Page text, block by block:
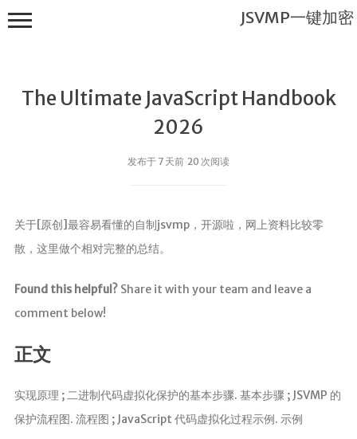
The Ultimate JavaScript Handbook
2026
发布于 7 天前 20 次阅读
关于[原创]最容易看懂的自制jsvmp，开源啦，网上资料比较零
散，这里做个相对完整的总结。
Found this helpful?Share it with your team and leave a
comment below!
正文
实现原理 ; 二进制代码虚拟化保护的基本步骤. 基本步骤 ; JSVMP 的
保护流程图. 流程图 ; JavaScript 代码虚拟化过程示例. 示例
JSVMP一键加密
首页
JSVMP是什
JSVMP
encrypted